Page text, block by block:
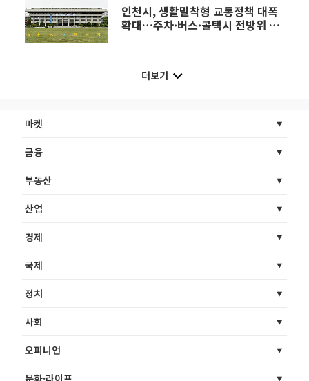
인천시, 생활밀착형 교통정책 대폭
확대…주차·버스·콜택시 전방위 강
더보기
마켓
금융
부동산
산업
경제
국제
정치
사회
오피니언
문화·라이프